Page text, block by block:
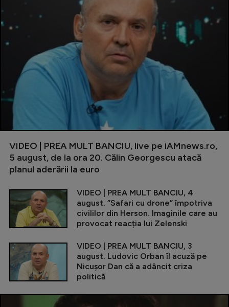
VIDEO | PREA MULT BANCIU, live pe iAMnews.ro,
5 august, de la ora 20. Călin Georgescu atacă
planul aderării la euro
VIDEO | PREA MULT BANCIU, 4
august. ”Safari cu drone” împotriva
civililor din Herson. Imaginile care au
provocat reacția lui Zelenski
VIDEO | PREA MULT BANCIU, 3
august. Ludovic Orban îl acuză pe
Nicușor Dan că a adâncit criza
politică